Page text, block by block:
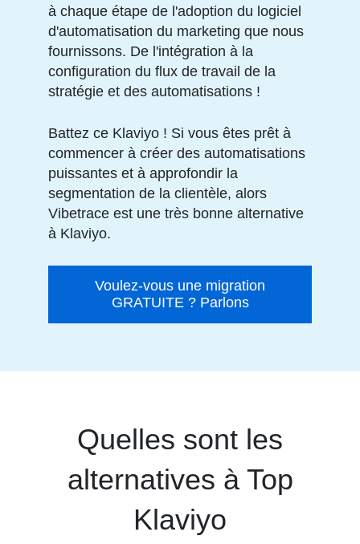
à chaque étape de l'adoption du logiciel
d'automatisation du marketing que nous
fournissons. De l'intégration à la
configuration du flux de travail de la
stratégie et des automatisations !
Battez ce Klaviyo ! Si vous êtes prêt à
commencer à créer des automatisations
puissantes et à approfondir la
segmentation de la clientèle, alors
Vibetrace est une très bonne alternative
à Klaviyo.
Voulez-vous une migration
GRATUITE ? Parlons
Quelles sont les
alternatives à Top
Klaviyo